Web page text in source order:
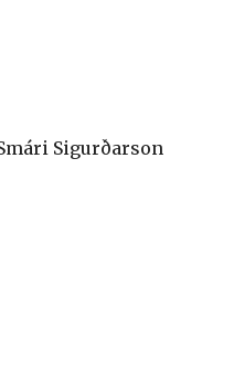
Sigurðarson